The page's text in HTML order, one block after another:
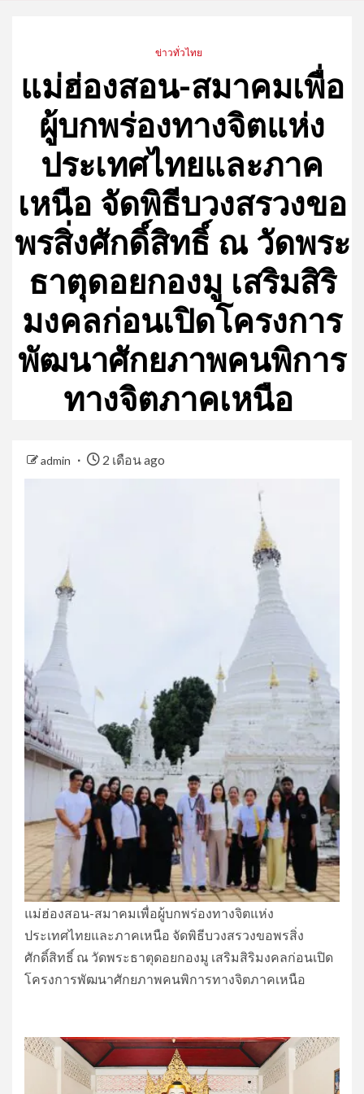
ข่าวทั่วไทย
แม่ฮ่องสอน-สมาคมเพื่อ
ผู้บกพร่องทางจิตแห่ง
ประเทศไทยและภาค
เหนือ จัดพิธีบวงสรวงขอ
พรสิ่งศักดิ์สิทธิ์ ณ วัดพระ
ธาตุดอยกองมู เสริมสิริ
มงคลก่อนเปิดโครงการ
พัฒนาศักยภาพคนพิการ
ทางจิตภาคเหนือ
admin 2 เดือน ago
แม่ฮ่องสอน-สมาคมเพื่อผู้บกพร่องทางจิตแห่ง
ประเทศไทยและภาคเหนือ จัดพิธีบวงสรวงขอพรสิ่ง
ศักดิ์สิทธิ์ ณ วัดพระธาตุดอยกองมู เสริมสิริมงคลก่อนเปิด
โครงการพัฒนาศักยภาพคนพิการทางจิตภาคเหนือ